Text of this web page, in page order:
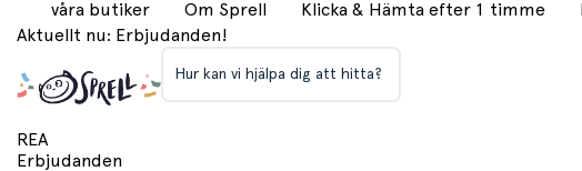
våra butiker Om Sprell Klicka & Hämta efter 1 timme
Aktuellt nu: Erbjudanden!
Hur kan vi hjälpa dig att hitta?
REA
Erbjudanden